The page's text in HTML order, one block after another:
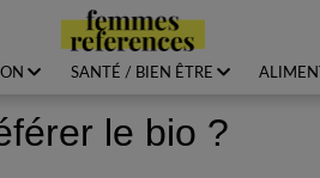
SANTÉ / BIEN ÊTRE
le bio ?